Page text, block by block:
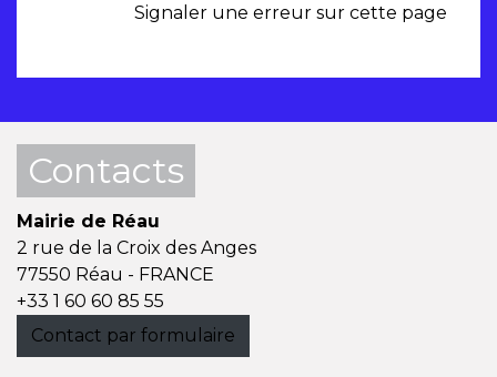
Signaler une erreur sur cette page
Contacts
Mairie de Réau
2 rue de la Croix des Anges
77550 Réau - FRANCE
+33 1 60 60 85 55
Contact par formulaire